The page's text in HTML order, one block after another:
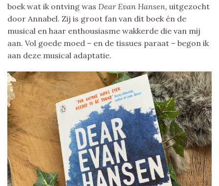
boek wat ik ontving was Dear Evan Hansen, uitgezocht
door Annabel. Zij is groot fan van dit boek én de
musical en haar enthousiasme wakkerde die van mij
aan. Vol goede moed – en de tissues paraat – begon ik
aan deze musical adaptatie.